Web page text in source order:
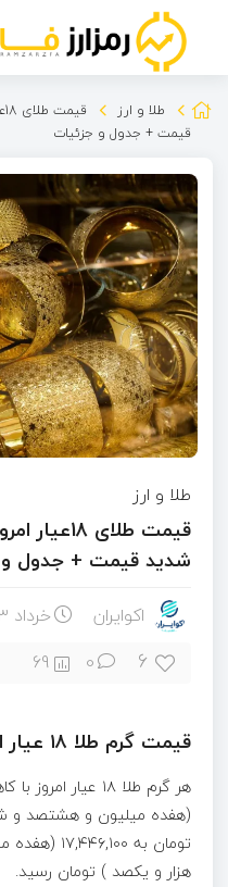
طلا و ارز
قیمت + جدول و جزئیات
طلا و ارز
شدید قیمت + جدول
اکوایران خرداد ۲۳, ۱۴۰۵
6
0
69
قیمت گرم طلا ۱۸ عیار امروز
(هفده میلیون و هشتصد
تومان به
هزار و یکصد ) تومان رسید.